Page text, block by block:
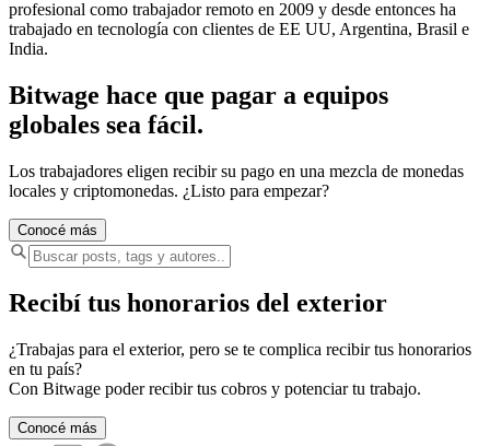
profesional como trabajador remoto en 2009 y desde entonces ha
trabajado en tecnología con clientes de EE UU, Argentina, Brasil e
India.
Bitwage hace que pagar a equipos
globales sea fácil.
Los trabajadores eligen recibir su pago en una mezcla de monedas
locales y criptomonedas. ¿Listo para empezar?
Conocé más
Recibí tus honorarios del exterior
¿Trabajas para el exterior, pero se te complica recibir tus honorarios
en tu país?
Con Bitwage poder recibir tus cobros y potenciar tu trabajo.
Conocé más